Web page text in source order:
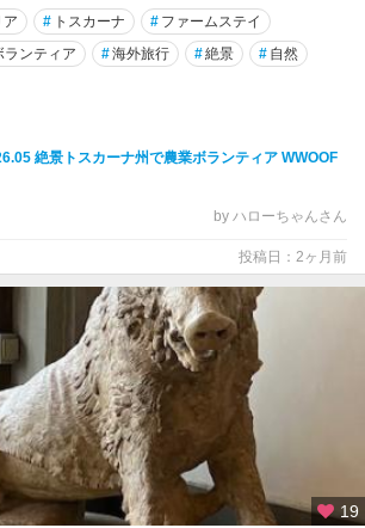
ア # トスカーナ # ファームステイ
ランティア #海外旅行 #絶景 # 自然
絶景トスカーナ州で農業ボランティア WWOOF
by ハローちゃんさん
投稿日：2ヶ月前
19